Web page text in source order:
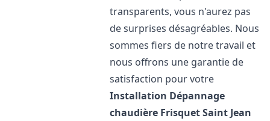
transparents, vous n'aurez pas
de surprises désagréables. Nous
sommes fiers de notre travail et
nous offrons une garantie de
satisfaction pour votre
Installation Dépannage
chaudière FrisquetSaint Jean